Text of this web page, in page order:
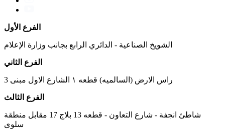
الفرع الأول
الشويخ الصناعية - الدائري الرابع بجانب وزارة الإعلام
الفرع الثاني
راس الارض (السالميه) قطعه ١ الشارع الاول مبنى 3
الفرع الثالث
شاطئ انجفة - شارع التعاون - قطعه 13 بلاج 17 مقابل منطقة
سلوى